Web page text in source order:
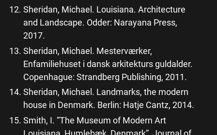
Sheridan, Michael. Louisiana. Architecture
and Landscape. Odder: Narayana Press,
2017.
Sheridan, Michael. Mesterværker,
Enfamiliehuset i dansk arkitekturs guldalder.
Copenhague: Strandberg Publishing, 2011.
Sheridan, Michael. Landmarks, the modern
house in Denmark. Berlin: Hatje Cantz, 2014.
Smith, I. “The Museum of Modern Art